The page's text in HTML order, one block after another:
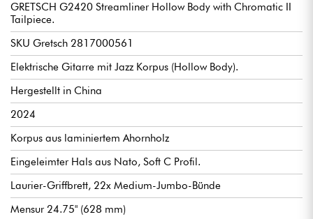
GRETSCH G2420 Streamliner Hollow Body with Chromatic II
Tailpiece.
SKU Gretsch 2817000561
Elektrische Gitarre mit Jazz Korpus (Hollow Body).
Hergestellt in China
2024
Korpus aus laminiertem Ahornholz
Eingeleimter Hals aus Nato, Soft C Profil.
Laurier-Griffbrett, 22x Medium-Jumbo-Bünde
Mensur 24.75" (628 mm)